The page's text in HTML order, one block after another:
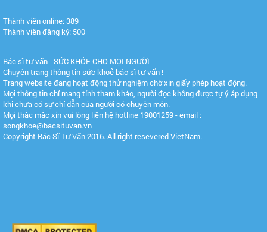
Thành viên online: 389
Thành viên đăng ký: 500
Bác sĩ tư vấn - SỨC KHỎE CHO MỌI NGƯỜI
Chuyên trang thông tin sức khoẻ bác sĩ tư vấn !
Trang website đang hoạt động thử nghiệm chờ xin giấy phép hoạt động.
Mọi thông tin chỉ mang tính tham khảo, người đọc không được tự ý áp dụng
khi chưa có sự chỉ dẫn của người có chuyên môn.
Mọi thắc mắc xin vui lòng liên hệ hotline 19001259 - email :
songkhoe@bacsituvan.vn
Copyright Bác Sĩ Tư Vấn 2016. All right resevered VietNam.